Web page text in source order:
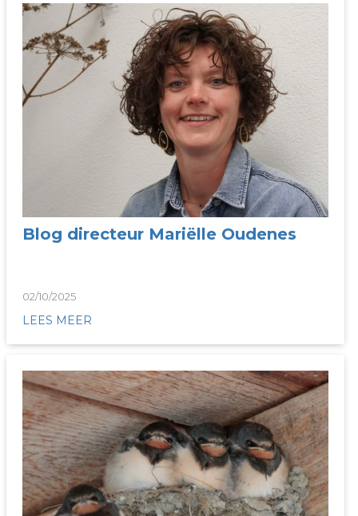
Blog directeur Mariëlle Oudenes
02/10/2025
LEES MEER